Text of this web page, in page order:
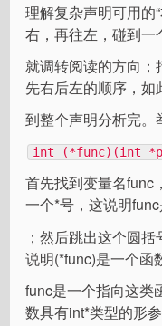
理解复杂声明可用的
右，再往左，碰到一
就调转阅读的方向
先右后左的顺序，如
到整个声明分析完。
int (*func)(int
首先找到变量名func
一个*号，这说明
；然后跳出这个圆
说明(*func)是一个函
func是一个指向这类
数具有int*类型的形